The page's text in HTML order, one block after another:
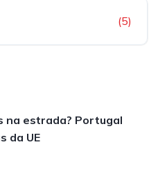
(5)
na estrada? Portugal
da UE